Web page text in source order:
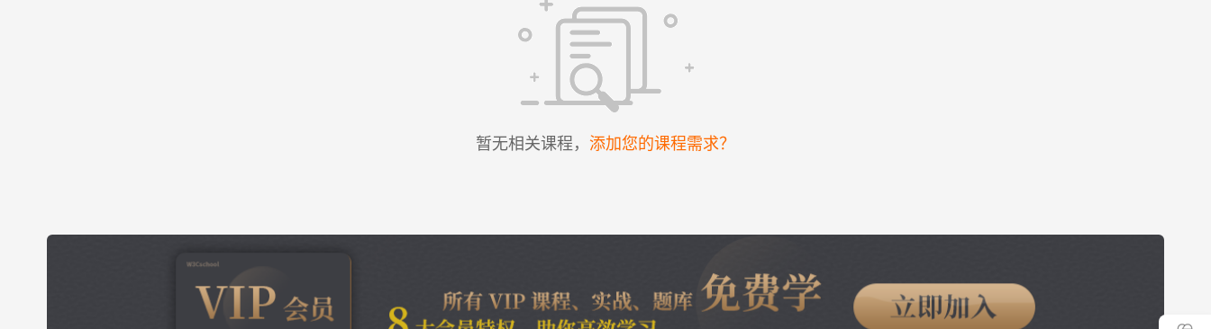
暂无相关课程， 添加您的课程需求？